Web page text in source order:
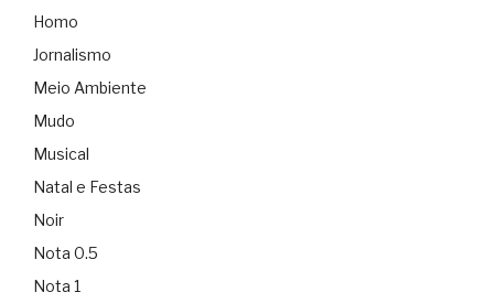
Homo
Jornalismo
Meio Ambiente
Mudo
Musical
Natal e Festas
Noir
Nota 0.5
Nota 1